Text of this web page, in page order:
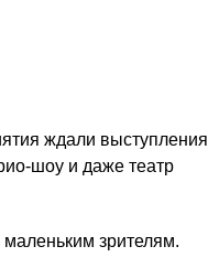
ждали выступления
шоу и даже театр
зрителям.